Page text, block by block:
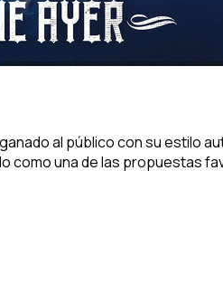
al público con su estilo
como una de las propuestas